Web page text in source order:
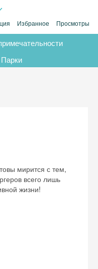
Избранное Просмотры
Парки
мирится с тем,
всего лишь
жизни!